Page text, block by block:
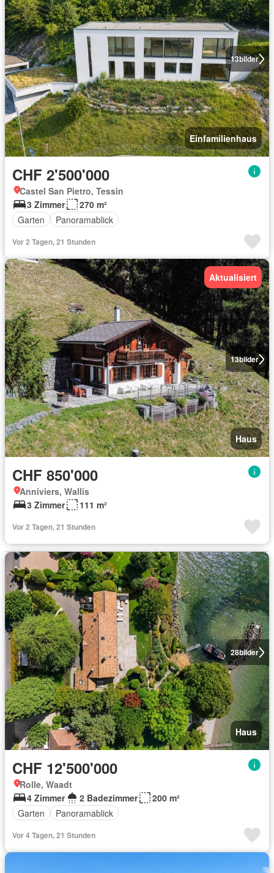
13bilder
Einfamilienhaus
CHF 2'500'000
Castel San Pietro, Tessin
3 Zimmer
270 m²
Garten
Panoramablick
Vor 2 Tagen, 21 Stunden
13bilder
Aktualisiert
Haus
CHF 850'000
Anniviers, Wallis
3 Zimmer
111 m²
Vor 2 Tagen, 21 Stunden
28bilder
Haus
CHF 12'500'000
Rolle, Waadt
4 Zimmer
2 Badezimmer
200 m²
Garten
Panoramablick
Vor 4 Tagen, 21 Stunden